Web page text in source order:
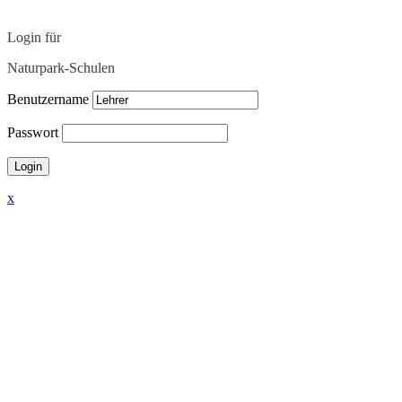
Login für
Naturpark-Schulen
Benutzername
Passwort
x